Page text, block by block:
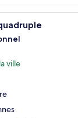
au mur, une
ville